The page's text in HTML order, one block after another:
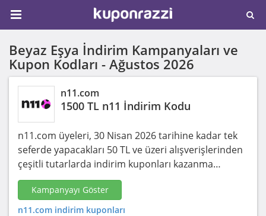
Beyaz Eşya İndirim Kampanyaları ve
Kupon Kodları - Ağustos 2026
n11.com
1500 TL n11 İndirim Kodu
n11.com üyeleri, 30 Nisan 2026 tarihine kadar tek
seferde yapacakları 50 TL ve üzeri alışverişlerinden
çeşitli tutarlarda indirim kuponları kazanma…
Kampanyayı Göster
n11.com indirim kuponları